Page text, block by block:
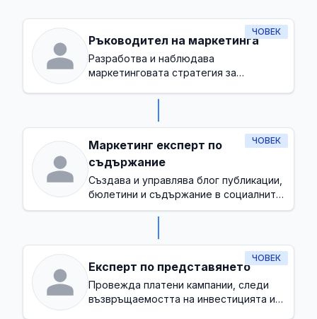
ЧОВЕК
Ръководител на маркетинга
Разработва и наблюдава
маркетинговата стратегия за
бранда и генериране на потенциални
ЧОВЕК
Маркетинг експерт по
съдържание
Създава и управлява блог публикации,
бюлетини и съдържание в социалните
медии
ЧОВЕК
Експерт по представянето
Провежда платени кампании, следи
възвръщаемостта на инвестицията и